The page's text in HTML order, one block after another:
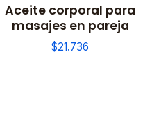
Aceite corporal para
masajes en pareja
$21.736